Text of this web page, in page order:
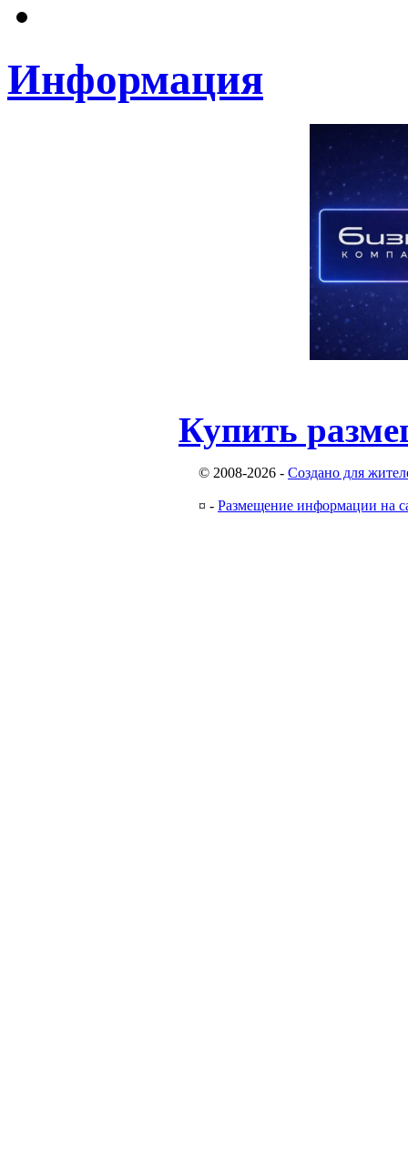
Информация
Купить
© 2008-2026 - Создано для
¤ - Размещение информации на